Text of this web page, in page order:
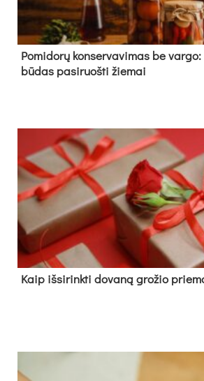
Pomidorų konservavimas be
būdas pasiruošti žiemai
Kaip išsirinkti dovaną grožio